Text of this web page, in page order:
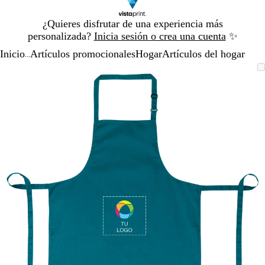
¿Quieres disfrutar de una experiencia más
personalizada? Inicia sesión o crea una cuenta ✨
1
Inicio Artículos promocionalesHogarArtículos del hogar
ampliable
hasta
mínimo
clic
expandir
las
teclas
menos
ampliar
y
las
flechas